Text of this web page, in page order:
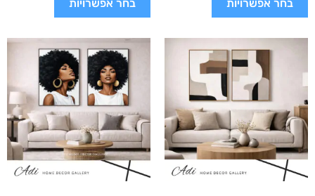
בחר אפשרויות
בחר אפשרויות